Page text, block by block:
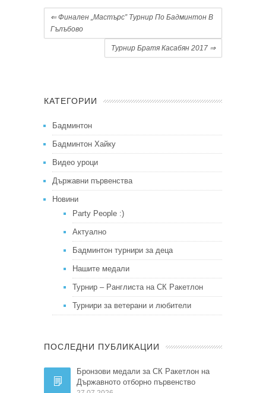
⇐Финален „Мастърс” Турнир По Бадминтон В
Гълъбово
Турнир Братя Касабян 2017 ⇒
КАТЕГОРИИ
Бадминтон
Бадминтон Хайку
Видео уроци
Държавни първенства
Новини
Party People :)
Актуално
Бадминтон турнири за деца
Нашите медали
Турнир – Ранглиста на СК Ракетлон
Турнири за ветерани и любители
ПОСЛЕДНИ ПУБЛИКАЦИИ
Бронзови медали за СК Ракетлон на
Държавното отборно първенство